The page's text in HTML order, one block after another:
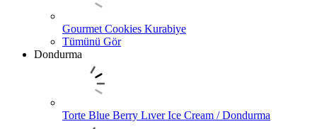
Gourmet Cookies Kurabiye
Tümünü Gör
Dondurma
Torte Blue Berry Lıver Ice Cream / Dondurma